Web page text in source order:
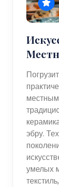
эбру.
умелых